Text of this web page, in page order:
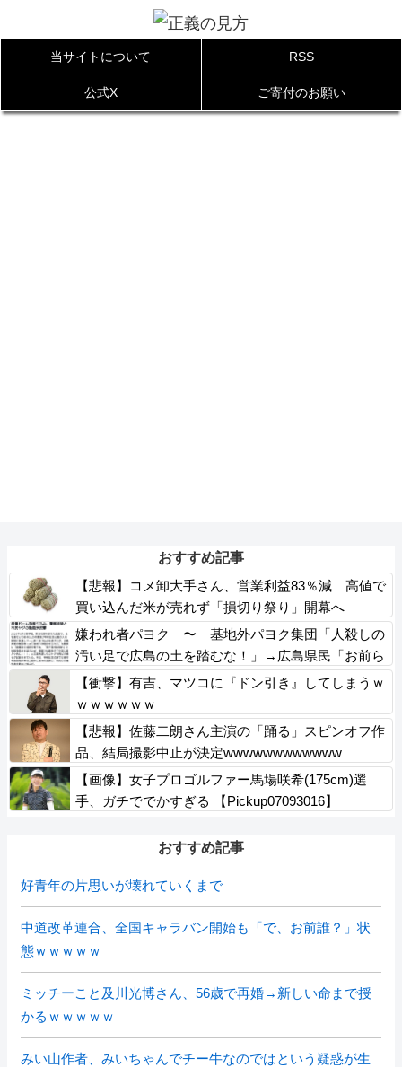
当サイトについて RSS
公式X ご寄付のお願い
おすすめ記事
【悲報】コメ卸大手さん、営業利益83％減 高値で
買い込んだ米が売れず「損切り祭り」開幕へ
嫌われ者パヨク 〜 基地外パヨク集団「人殺しの
汚い足で広島の土を踏むな！」→広島県民「お前ら
の方が汚いんじゃ！」
【衝撃】有吉、マツコに『ドン引き』してしまうｗ
ｗｗｗｗｗｗ
【悲報】佐藤二朗さん主演の「踊る」スピンオフ作
品、結局撮影中止が決定wwwwwwwwwwww
【画像】女子プロゴルファー馬場咲希(175cm)選
手、ガチででかすぎる 【Pickup07093016】
おすすめ記事
好青年の片思いが壊れていくまで
中道改革連合、全国キャラバン開始も「で、お前誰？」状
態ｗｗｗｗｗ
ミッチーこと及川光博さん、56歳で再婚→新しい命まで授
かるｗｗｗｗｗ
みい山作者、みいちゃんでチー牛なのではという疑惑が生